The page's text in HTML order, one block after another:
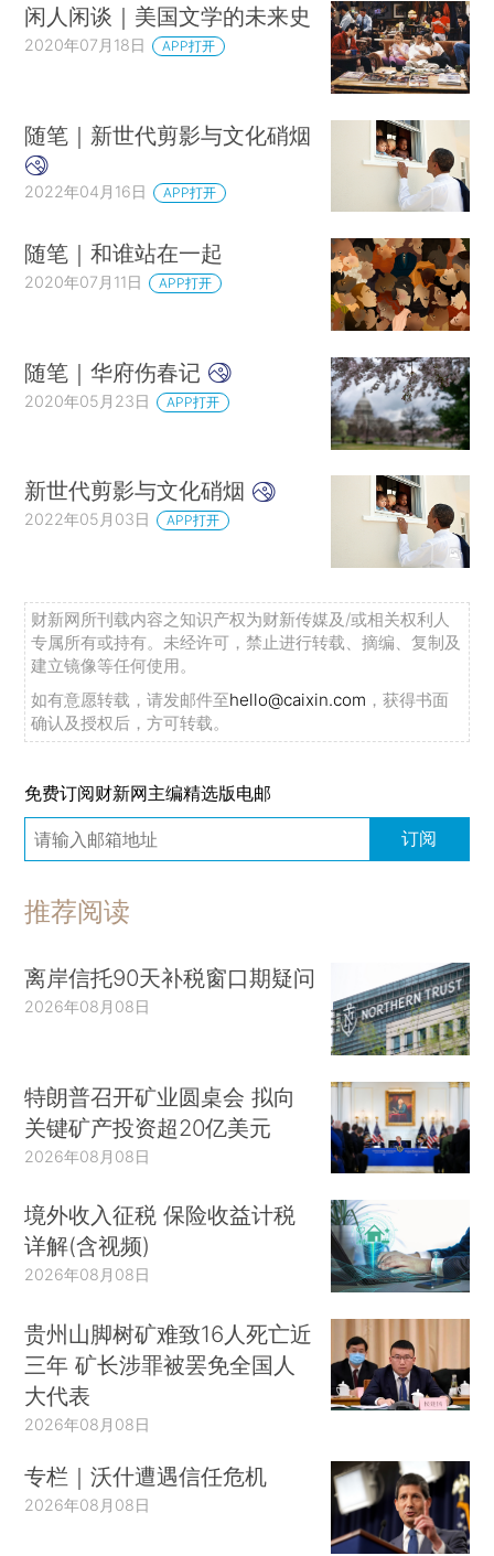
闲人闲谈｜美国文学的未来史
2020年07月18日 APP打开
随笔｜新世代剪影与文化硝烟
2022年04月16日 APP打开
随笔｜和谁站在一起
2020年07月11日 APP打开
随笔｜华府伤春记
2020年05月23日 APP打开
新世代剪影与文化硝烟
2022年05月03日 APP打开
财新网所刊载内容之知识产权为财新传媒及/或相关权利人
专属所有或持有。未经许可，禁止进行转载、摘编、复制及
建立镜像等任何使用。
如有意愿转载，请发邮件至hello@caixin.com ，获得书面
确认及授权后，方可转载。
免费订阅财新网主编精选版电邮
订阅
推荐阅读
离岸信托90天补税窗口期疑问
2026年08月08日
特朗普召开矿业圆桌会 拟向
关键矿产投资超20亿美元
2026年08月08日
境外收入征税 保险收益计税
详解(含视频)
2026年08月08日
贵州山脚树矿难致16人死亡近
三年 矿长涉罪被罢免全国人
大代表
2026年08月08日
专栏｜沃什遭遇信任危机
2026年08月08日